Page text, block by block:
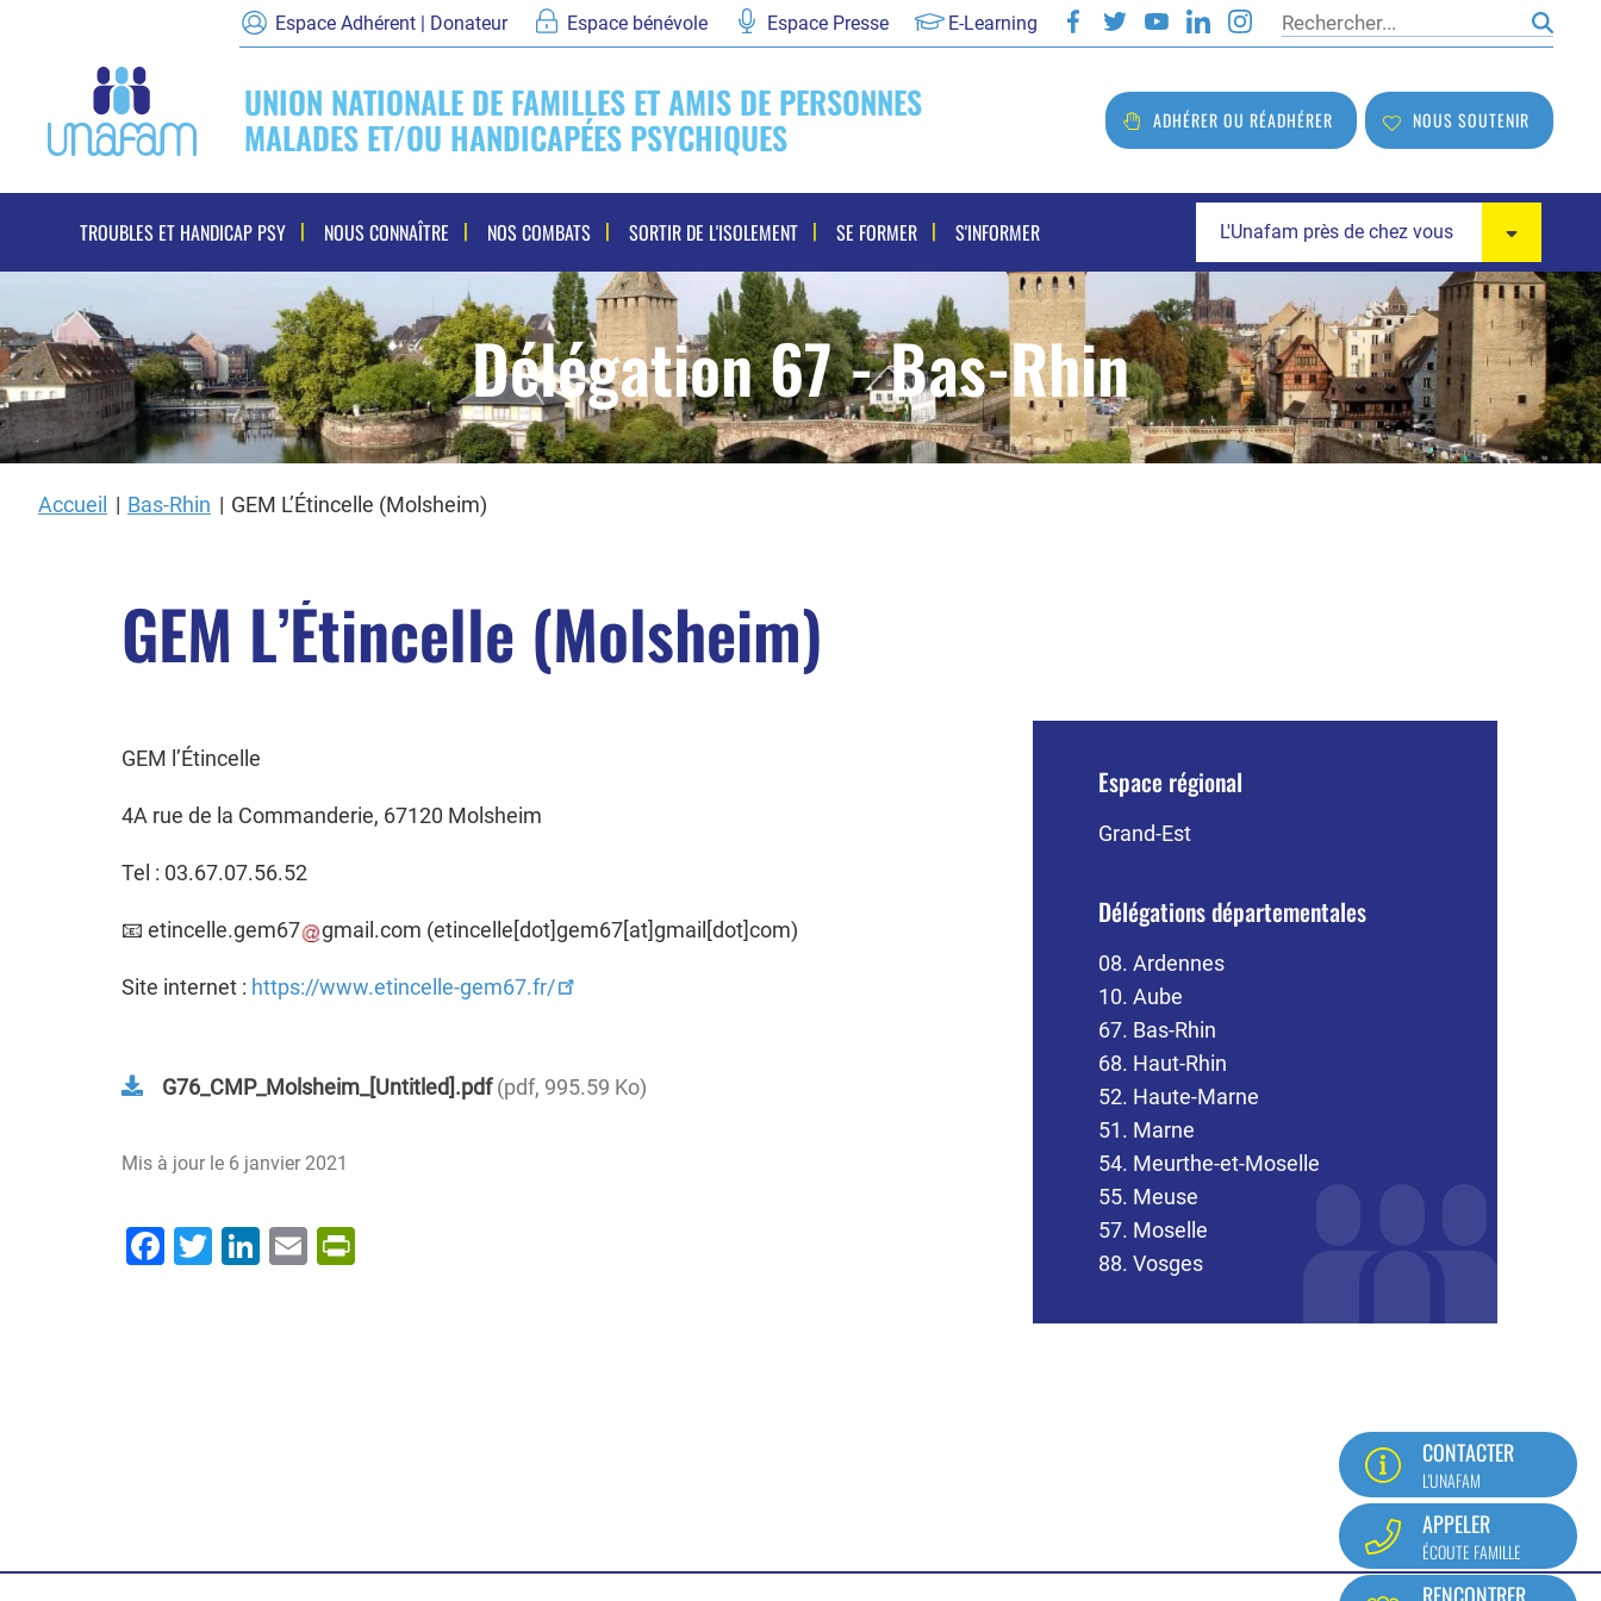
Espace Adhérent | Donateur Espace bénévole Espace Presse E-Learning Rechercher
UNION NATIONALE DE FAMILLES ET AMIS DE PERSONNES
MALADES ET/OU HANDICAPÉES PSYCHIQUES ADHÉRER OU RÉADHÉRER NOUS SOUTENIR
Navigation
principale
TROUBLES ET HANDICAP PSY NOUS CONNAÎTRE NOS COMBATS SORTIR DE L'ISOLEMENT SE FORMER S'INFORMER L'Unafam près de chez vous
Délégation 67 - Bas-Rhin
Accueil Bas-Rhin GEM L’Étincelle (Molsheim)
GEM L’Étincelle (Molsheim)
GEM l’Étincelle
4A rue de la Commanderie, 67120 Molsheim
Tel : 03.67.07.56.52
📧 etincelle.gem67 gmail .com (etincelle[dot]gem67[at]gmail[dot]com)
Site internet : https://www.etincelle-gem67.fr/
G76_CMP_Molsheim_[Untitled].pdf pdf, 995.59 Ko
Mis à jour le 6 janvier 2021
Facebook
Twitter
LinkedIn
Email
Espace régional
Grand-Est
Délégations départementales
08. Ardennes
10. Aube
67. Bas-Rhin
68. Haut-Rhin
52. Haute-Marne
51. Marne
54. Meurthe-et-Moselle
55. Meuse
57. Moselle
88. Vosges
CONTACTER
L'UNAFAM
APPELER
ÉCOUTE FAMILLE